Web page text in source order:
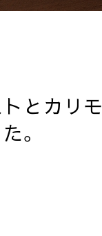
とカリモ
。